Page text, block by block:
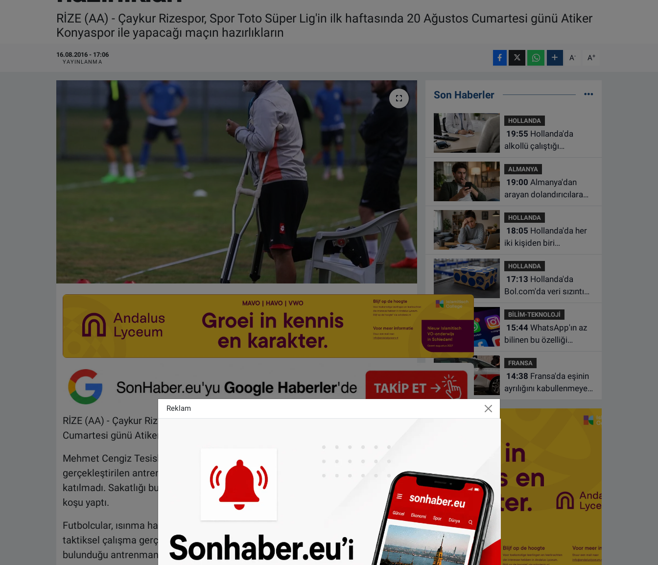
RİZE (AA) - Çaykur Rizespor, Spor Toto Süper Lig'in ilk haftasında 20 Ağustos Cumartesi günü Atiker
Konyaspor ile yapacağı maçın hazırlıkların
16.08.2016 - 17:06
YAYINLANMA A- A+
RİZE (AA) - Çaykur Rizespor, Spor Toto Süper Lig'in ilk haftasında 20 Ağustos
Cumartesi günü Atiker Konyaspor ile yapacağı maçın hazırlıklarını sürdürdü.
Mehmet Cengiz Tesisleri'nde teknik direktör Hikmet Karaman yönetiminde
gerçekleştirilen antrenmana, kadro dışı bırakılan kaleci Charles Itandje
katılmadı. Sakatlığı bulunan Kweuke ise fizyoterapist eşliğinde takımdan ayrı
koşu yaptı.
Futbolcular, ısınma hareketlerinin ardından yarı sahada iki gruba ayrılarak
taktiksel çalışma gerçekleştirdi. Karaman'ın futbolcularına sık sık uyarılarda
bulunduğu antrenmanın son bölümünde şut çalışması yapıldı.
Son Haberler
HOLLANDA
19:55
alkollü çalıştığı
çalışma yasağı
ALMANYA
19:00
arayan dolandırıcılara
HOLLANDA
18:05
iki kişiden biri
HOLLANDA
17:13
Bol.com'da veri sızıntısı:
geçirilmiş olabilir
BİLİM-TEKNOLOJİ
15:44WhatsApp'ın az
bilinen bu özelliği
hale getiriyor
FRANSA
14:38
ayrılığını kabullenmeyen
VIDEO GALERİ
ALGEMENE VOORWAARDEN
Reklam